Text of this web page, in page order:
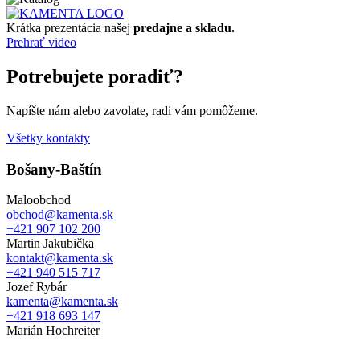
Krátka prezentácia našej predajne a skladu.
Prehrať video
Potrebujete poradiť?
Napíšte nám alebo zavolate, radi vám pomôžeme.
Všetky kontakty
Bošany-Baštín
Maloobchod
obchod@kamenta.sk
+421 907 102 200
Martin Jakubička
kontakt@kamenta.sk
+421 940 515 717
Jozef Rybár
kamenta@kamenta.sk
+421 918 693 147
Marián Hochreiter